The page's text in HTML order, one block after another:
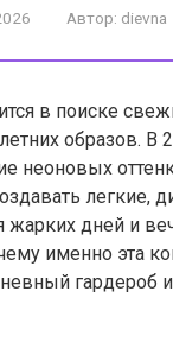
Автор: dievna
в поиске
образов. В
неоновых
жарких дней и
именно эта
гардероб